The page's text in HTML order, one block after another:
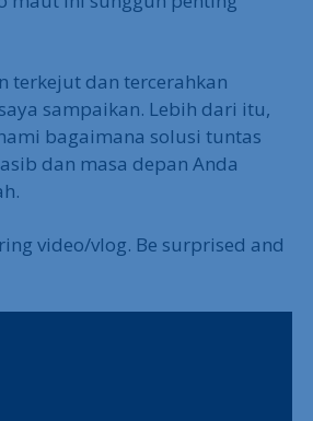
terkejut dan tercerahkan
sampaikan. Lebih dari itu,
bagaimana solusi tuntas
dan masa depan Anda
video/vlog. Be surprised and